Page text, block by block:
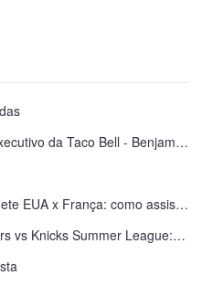
Novas acusações para o ex-executivo da Taco Bell - Benjamin Golden - na briga do Uber
Transmissão ao vivo de basquete EUA x França: como assistir online
Transmissão ao vivo do Raptors vs Knicks Summer League: como assistir